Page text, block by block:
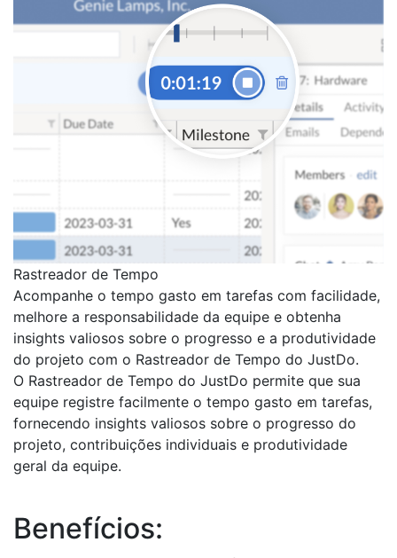
Rastreador de Tempo
Acompanhe o tempo gasto em tarefas com facilidade,
melhore a responsabilidade da equipe e obtenha
insights valiosos sobre o progresso e a produtividade
do projeto com o Rastreador de Tempo do JustDo.
O Rastreador de Tempo do JustDo permite que sua
equipe registre facilmente o tempo gasto em tarefas,
fornecendo insights valiosos sobre o progresso do
projeto, contribuições individuais e produtividade
geral da equipe.
Benefícios: